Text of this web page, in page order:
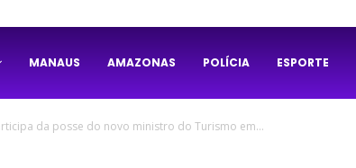
MANAUS AMAZONAS POLÍCIA ESPORTE
da posse do novo ministro do Turismo em...